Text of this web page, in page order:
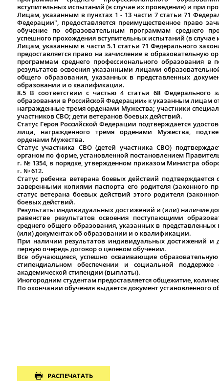
вступительных испытаний (в случае их проведения) и при
Лицам, указанным в пунктах 1 - 13 части 7 статьи 71
Федерации", предоставляется преимущественное право
обучение по образовательным программам среднего
успешного прохождения вступительных испытаний (в
Лицам, указанным в части 5.1 статьи 71 Федерального
предоставляется право на зачисление в образовательную
программам среднего профессионального образования в
результатов освоения указанными лицами
общего образования, указанных в представленных
образовании и о квалификации.
8.5 В соответствии с частью 4 статьи 68
образовании в Российской Федерации» к указанным лицам
награжденные тремя орденами Мужества; участники
участников СВО; дети ветеранов боевых действий.
Статус Героя Российской Федерации подтверждается
лица, награжденного тремя орденами Мужества,
орденами Мужества.
Статус участника СВО (детей участника СВО)
органом по форме, установленной постановлением
г. № 1354, в порядке, утвержденном приказом Министра
г. № 612.
Статус ребенка ветерана боевых действий
заверенными копиями паспорта его родителя (законного
статус ветерана боевых действий этого родителя
боевых действий.
Результаты индивидуальных достижений и (или) наличие
равенстве результатов освоения поступающими
среднего общего образования, указанных в
(или) документах об образовании и о квалификации.
При наличии результатов индивидуальных достижений и
первую очередь договор о целевом обучении.
Все обучающиеся, успешно осваивающие
стипендиальном обеспечении и социальной
академической стипендии (выплаты).
Иногородним студентам предоставляется общежитие,
По окончании обучения выдается документ установленного
РАСПЕЧАТАТЬ